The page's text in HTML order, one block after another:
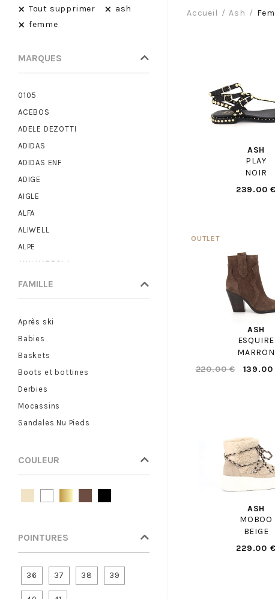
× Tout supprimer × ash
× femme
MARQUES
0105
ACEBOS
ADELE DEZOTTI
ADIDAS
ADIDAS ENF
ADIGE
AIGLE
ALFA
ALIWELL
ALPE
ANN HARROW
ANOTHER TREND
ARA
BELLAMY
BLUNDSTONE
BLUNDSTONE ENF
FAMILLE
Après ski
Babies
Baskets
Boots et bottines
Derbies
Mocassins
Sandales Nu Pieds
COULEUR
POINTURES
36 37 38 39
Accueil Ash
ASH
PLAY
NOIR
239.00 €
ASH
ESQUIRE
MARRON
220.00 €
139.00
ASH
MOBOO
BEIGE
229.00 €